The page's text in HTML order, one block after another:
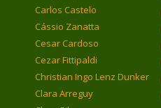
Carlos Castelo
Cássio Zanatta
Cesar Cardoso
Cezar Fittipaldi
Christian Ingo Lenz Dunker
Clara Arreguy